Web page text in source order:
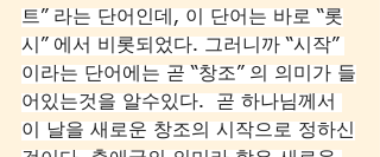
트” 라는 단어인데, 이 단어는 바로 “롯
시” 에서 비롯되었다. 그러니까 “시작”
이라는 단어에는 곧 “창조” 의 의미가 들
어있는것을 알수있다.  곧 하나님께서
이 날을 새로운 창조의 시작으로 정하신